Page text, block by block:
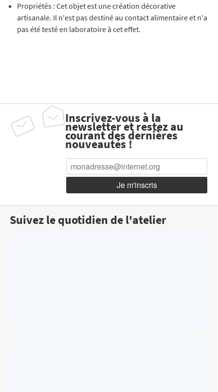
Propriétés : Cet objet est une création décorative
artisanale. Il n'est pas destiné au contact alimentaire et n'a
pas été testé en laboratoire à cet effet.
Inscrivez-vous à la
newsletter et restez au
courant des dernières
nouveautés !
Suivez le quotidien de l'atelier